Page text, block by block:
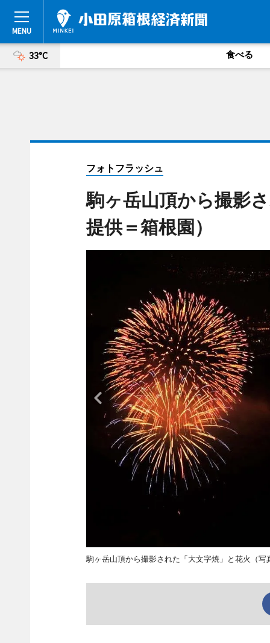
33°C 食べる
フォトフラッシュ
駒ヶ岳山頂から撮影
提供＝箱根園）
駒ヶ岳山頂から撮影された「大文字焼」と花火（写